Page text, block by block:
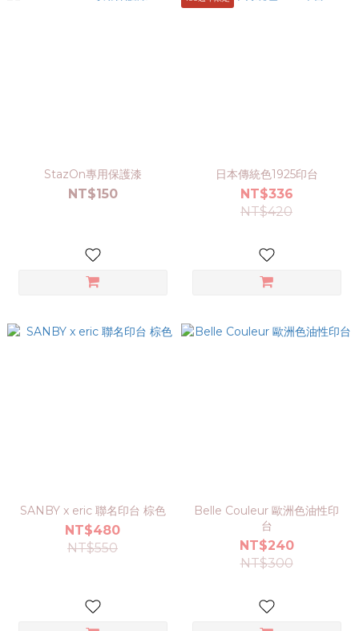
StazOn專用保護漆
NT$150
日本傳統色1925印台
NT$336
NT$420
SANBY x eric 聯名印台 棕色
NT$480
NT$550
Belle Couleur 歐洲色油性印
台
NT$240
NT$300